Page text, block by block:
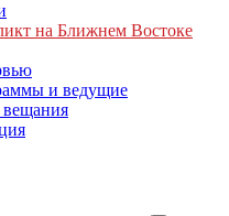
на Ближнем Востоке
и ведущие
вещания